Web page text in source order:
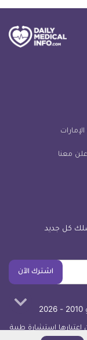
معنا
كل جديد
اشترك الآن
استشارة طبية